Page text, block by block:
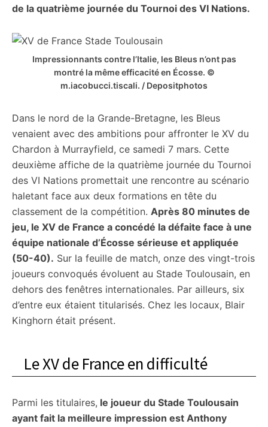
de la quatrième journée du Tournoi des VI Nations.
Impressionnants contre l’Italie, les Bleus n’ont pas
montré la même efficacité en Écosse. ©
m.iacobucci.tiscali. / Depositphotos
Dans le nord de la Grande-Bretagne, les Bleus
venaient avec des ambitions pour affronter le XV du
Chardon à Murrayfield, ce samedi 7 mars. Cette
deuxième affiche de la quatrième journée du Tournoi
des VI Nations promettait une rencontre au scénario
haletant face aux deux formations en tête du
classement de la compétition. Après 80 minutes de
jeu, le XV de France a concédé la défaite face à une
équipe nationale d’Écosse sérieuse et appliquée
(50-40). Sur la feuille de match, onze des vingt-trois
joueurs convoqués évoluent au Stade Toulousain, en
dehors des fenêtres internationales. Par ailleurs, six
d’entre eux étaient titularisés. Chez les locaux, Blair
Kinghorn était présent.
Le XV de France en difficulté
Parmi les titulaires, le joueur du Stade Toulousain
ayant fait la meilleure impression est Anthony